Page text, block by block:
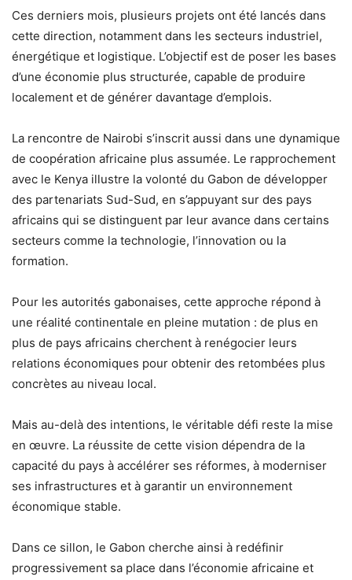
Ces derniers mois, plusieurs projets ont été lancés dans
cette direction, notamment dans les secteurs industriel,
énergétique et logistique. L’objectif est de poser les bases
d’une économie plus structurée, capable de produire
localement et de générer davantage d’emplois.
La rencontre de Nairobi s’inscrit aussi dans une dynamique
de coopération africaine plus assumée. Le rapprochement
avec le Kenya illustre la volonté du Gabon de développer
des partenariats Sud-Sud, en s’appuyant sur des pays
africains qui se distinguent par leur avance dans certains
secteurs comme la technologie, l’innovation ou la
formation.
Pour les autorités gabonaises, cette approche répond à
une réalité continentale en pleine mutation : de plus en
plus de pays africains cherchent à renégocier leurs
relations économiques pour obtenir des retombées plus
concrètes au niveau local.
Mais au-delà des intentions, le véritable défi reste la mise
en œuvre. La réussite de cette vision dépendra de la
capacité du pays à accélérer ses réformes, à moderniser
ses infrastructures et à garantir un environnement
économique stable.
Dans ce sillon, le Gabon cherche ainsi à redéfinir
progressivement sa place dans l’économie africaine et